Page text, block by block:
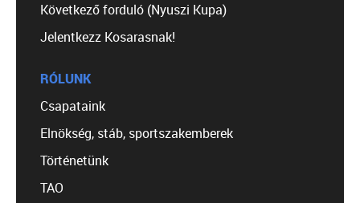
Következő forduló (Nyuszi Kupa)
Jelentkezz Kosarasnak!
RÓLUNK
Csapataink
Elnökség, stáb, sportszakemberek
Történetünk
TAO